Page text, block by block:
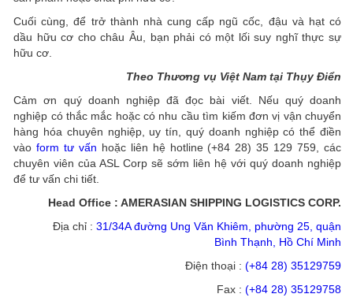
Cuối cùng, để trở thành nhà cung cấp ngũ cốc, đậu và hạt có
dầu hữu cơ cho châu Âu, bạn phải có một lối suy nghĩ thực sự
hữu cơ.
Theo Thương vụ Việt Nam tại Thụy Điển
Cảm ơn quý doanh nghiệp đã đọc bài viết. Nếu quý doanh
nghiệp có thắc mắc hoặc có nhu cầu tìm kiếm đơn vị vận chuyển
hàng hóa chuyên nghiệp, uy tín, quý doanh nghiệp có thể điền
vàoform tư vấn hoặc liên hệ hotline (+84 28) 35 129 759, các
chuyên viên của ASL Corp sẽ sớm liên hệ với quý doanh nghiệp
để tư vấn chi tiết.
Head Office : AMERASIAN SHIPPING LOGISTICS CORP.
Địa chỉ : 31/34A đường Ung Văn Khiêm, phường 25, quận
Bình Thạnh, Hồ Chí Minh
Điện thoại : (+84 28) 35129759
Fax : (+84 28) 35129758